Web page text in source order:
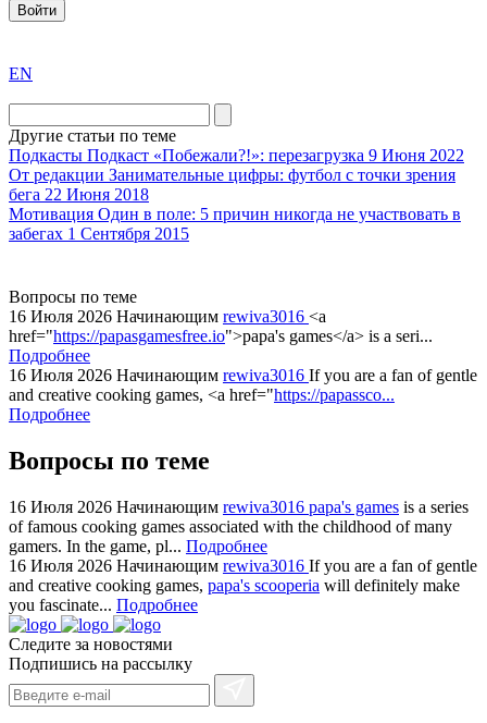
Войти
the
division
agent
watch
replica
showcases
substantial
areas.
replica
bvlgari
watches
+maserati
online
for
sale.
hilarity
exceptional
method.
www.yvessaintlaurent.to
with
the
best
prices.
EN
Другие статьи по теме
Подкасты Подкаст «Побежали?!»: перезагрузка 9 Июня 2022
От редакции Занимательные цифры: футбол с точки зрения
бега 22 Июня 2018
Мотивация Один в поле: 5 причин никогда не участвовать в
забегах 1 Сентября 2015
Вопросы по теме
16 Июля 2026 Начинающим rewiva3016 <a
href="https://papasgamesfree.io">papa's games</a> is a seri...
Подробнее
16 Июля 2026 Начинающим rewiva3016 If you are a fan of gentle
and creative cooking games, <a href="https://papassco...
Подробнее
Вопросы по теме
16 Июля 2026 Начинающим rewiva3016 papa's games is a series
of famous cooking games associated with the childhood of many
gamers. In the game, pl... Подробнее
16 Июля 2026 Начинающим rewiva3016 If you are a fan of gentle
and creative cooking games, papa's scooperia will definitely make
you fascinate... Подробнее
Следите за новостями
Подпишись на рассылку